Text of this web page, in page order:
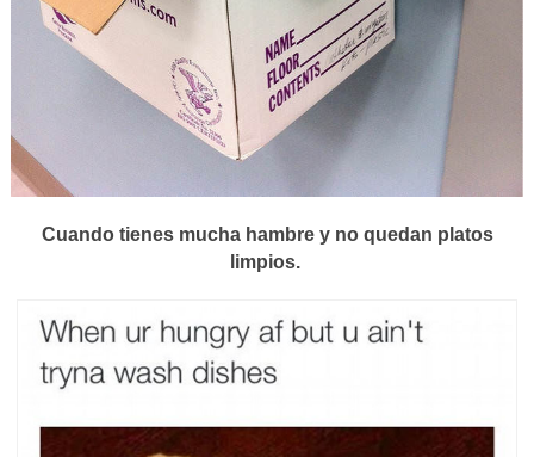
Cuando tienes mucha hambre y no quedan platos
limpios.